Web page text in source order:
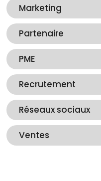
Marketing
Partenaire
PME
Recrutement
Réseaux sociaux
Ventes